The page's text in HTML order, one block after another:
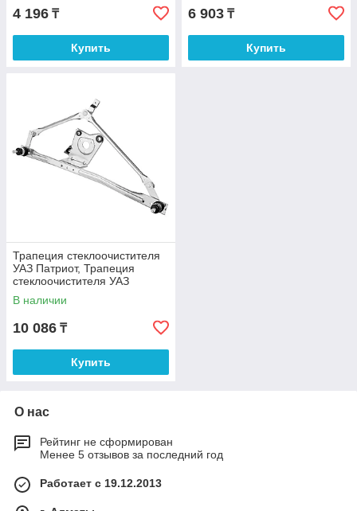
4 196 ₸
Купить
6 903 ₸
Купить
Трапеция стеклоочистителя
УАЗ Патриот, Трапеция
стеклоочистителя УАЗ
Патриот с 2005г ПЕКАР
В наличии
10 086 ₸
Купить
О нас
Рейтинг не сформирован
Менее 5 отзывов за последний год
Работает с 19.12.2013